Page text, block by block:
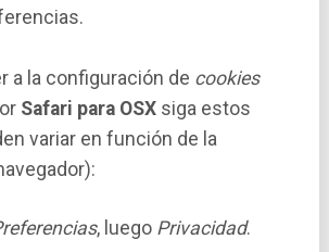
a la configuración de cookies
Safari para OSXsiga estos
variar en función de la
, luego Privacidad.